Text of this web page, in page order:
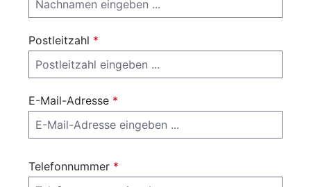
Postleitzahl *
E-Mail-Adresse *
Telefonnummer *